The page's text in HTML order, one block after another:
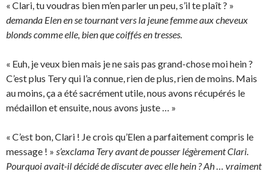
« Clari, tu voudras bien m’en parler un peu, s’il te plaît ? »
demanda Elen en se tournant vers la jeune femme aux cheveux
blonds comme elle, bien que coiffés en tresses.
« Euh, je veux bien mais je ne sais pas grand-chose moi hein ?
C’est plus Tery qui l’a connue, rien de plus, rien de moins. Mais
au moins, ça a été sacrément utile, nous avons récupérés le
médaillon et ensuite, nous avons juste … »
« C’est bon, Clari ! Je crois qu’Elen a parfaitement compris le
message ! » s’exclama Tery avant de pousser légèrement Clari.
Pourquoi avait-il décidé de discuter avec elle hein ? Ah … vraiment